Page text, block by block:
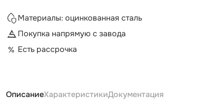
Материалы: оцинкованная сталь
Покупка напрямую с завода
Есть рассрочка
ОписаниеХарактеристикиДокументация